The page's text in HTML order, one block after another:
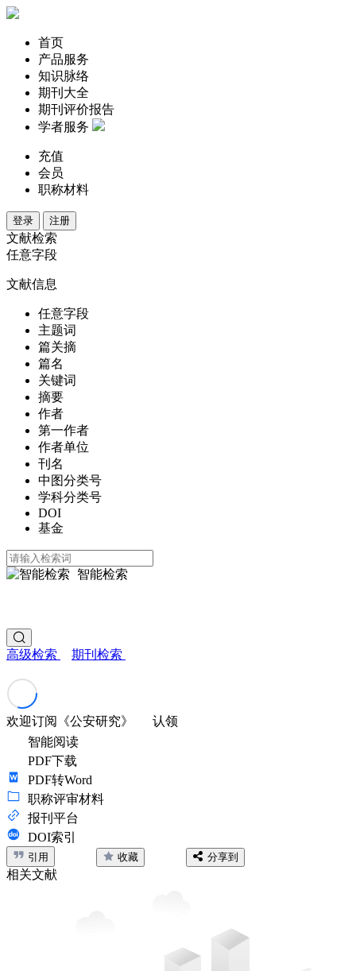
首页
产品服务
知识脉络
期刊大全
期刊评价报告
学者服务
充值
会员
职称材料
登录 注册
文献检索
任意字段
文献信息
任意字段
主题词
篇关摘
篇名
关键词
摘要
作者
第一作者
作者单位
刊名
中图分类号
学科分类号
DOI
基金
智能检索
高级检索 期刊检索
欢迎订阅《公安研究》
认领
智能阅读
PDF下载
PDF转Word
职称评审材料
报刊平台
DOI索引
引用 收藏 分享到
相关文献